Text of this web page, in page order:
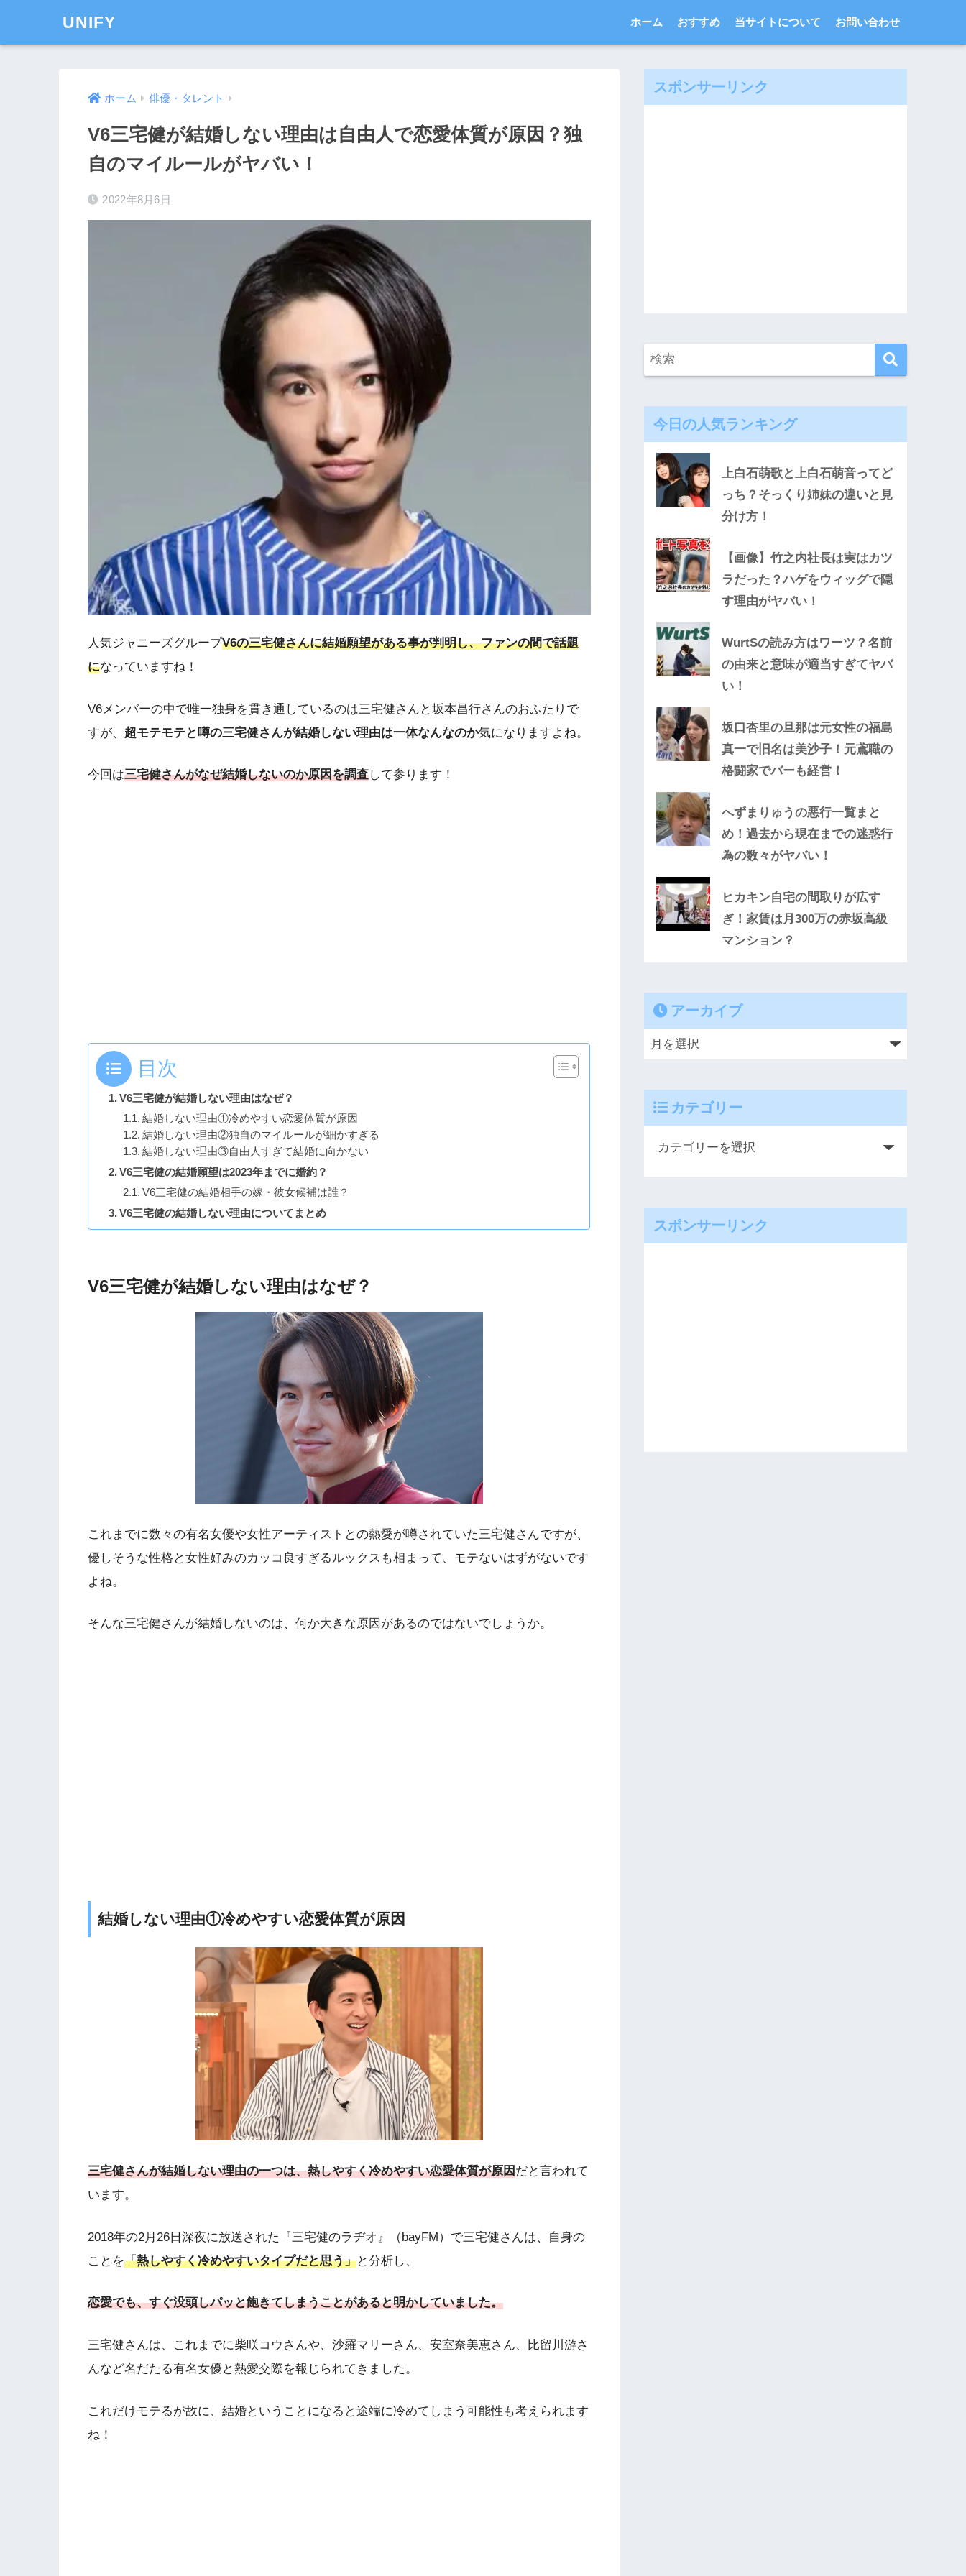
UNIFY ホーム おすすめ 当サイトについて お問い合わせ
ホーム 俳優・タレント
V6三宅健が結婚しない理由は自由人で恋愛体質が原因？独
自のマイルールがヤバい！
2022年8月6日
人気ジャニーズグループV6の三宅健さんに結婚願望がある事が判明し、ファンの間で話題
になっていますね！
V6メンバーの中で唯一独身を貫き通しているのは三宅健さんと坂本昌行さんのおふたりで
すが、 超モテモテと噂の三宅健さんが結婚しない理由は一体なんなのか気になりますよね。
今回は三宅健さんがなぜ結婚しないのか原因を調査して参ります！
目次
V6三宅健が結婚しない理由はなぜ？
結婚しない理由①冷めやすい恋愛体質が原因
結婚しない理由②独自のマイルールが細かすぎる
結婚しない理由③自由人すぎて結婚に向かない
V6三宅健の結婚願望は2023年までに婚約？
V6三宅健の結婚相手の嫁・彼女候補は誰？
V6三宅健の結婚しない理由についてまとめ
V6三宅健が結婚しない理由はなぜ？
これまでに数々の有名女優や女性アーティストとの熱愛が噂されていた三宅健さんですが、
優しそうな性格と女性好みのカッコ良すぎるルックスも相まって、モテないはずがないです
よね。
そんな三宅健さんが結婚しないのは、何か大きな原因があるのではないでしょうか。
結婚しない理由①冷めやすい恋愛体質が原因
三宅健さんが結婚しない理由の一つは、熱しやすく冷めやすい恋愛体質が原因だと言われて
います。
2018年の2月26日深夜に放送された『三宅健のラヂオ』（bayFM）で三宅健さんは、自身の
ことを「熱しやすく冷めやすいタイプだと思う」と分析し、
恋愛でも、すぐ没頭しパッと飽きてしまうことがあると明かしていました。
三宅健さんは、これまでに柴咲コウさんや、沙羅マリーさん、安室奈美恵さん、比留川游さ
んなど名だたる有名女優と熱愛交際を報じられてきました。
これだけモテるが故に、結婚ということになると途端に冷めてしまう可能性も考えられます
ね！
スポンサーリンク
今日の人気ランキング
上白石萌歌と上白石萌音ってど
っち？そっくり姉妹の違いと見
分け方！
【画像】竹之内社長は実はカツ
ラだった？ハゲをウィッグで隠
す理由がヤバい！
WurtSの読み方はワーツ？名前
の由来と意味が適当すぎてヤバ
い！
坂口杏里の旦那は元女性の福島
真一で旧名は美沙子！元鳶職の
格闘家でバーも経営！
へずまりゅうの悪行一覧まと
め！過去から現在までの迷惑行
為の数々がヤバい！
ヒカキン自宅の間取りが広す
ぎ！家賃は月300万の赤坂高級
マンション？
アーカイブ
カテゴリー
スポンサーリンク